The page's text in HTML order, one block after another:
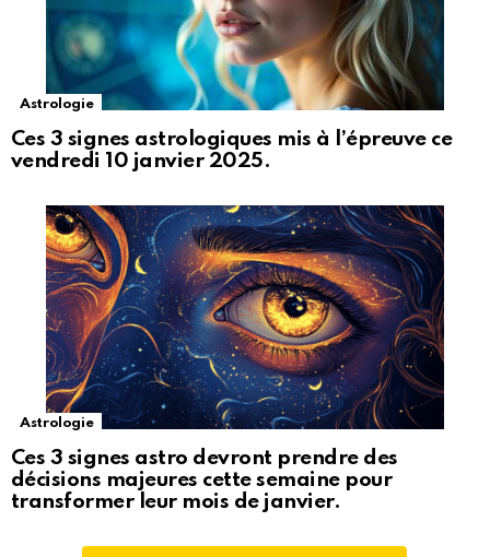
Astrologie
Ces 3 signes astrologiques mis à l’épreuve ce
vendredi 10 janvier 2025.
Astrologie
Ces 3 signes astro devront prendre des
décisions majeures cette semaine pour
transformer leur mois de janvier.